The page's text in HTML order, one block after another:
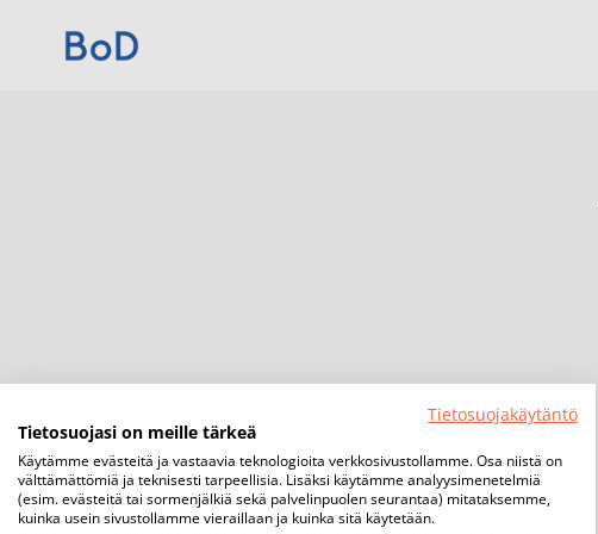
Tietosuojakäytäntö
Tietosuojasi on meille tärkeä
Käytämme evästeitä ja vastaavia teknologioita verkkosivustollamme. Osa niistä on
välttämättömiä ja teknisesti tarpeellisia. Lisäksi käytämme analyysimenetelmiä
(esim. evästeitä tai sormenjälkiä sekä palvelinpuolen seurantaa) mitataksemme,
kuinka usein sivustollamme vieraillaan ja kuinka sitä käytetään.